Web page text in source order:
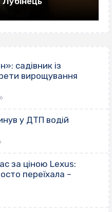
садівник із
вирощування
у ДТП водій
за ціною Lexus:
переїхала –